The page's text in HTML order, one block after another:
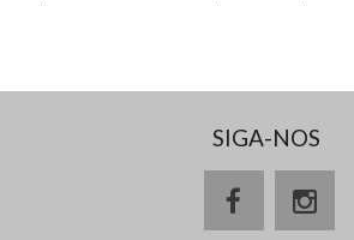
SIGA-NOS